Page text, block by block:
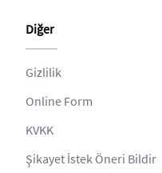
Diğer
Gizlilik
Online Form
KVKK
Şikayet İstek Öneri Bildir